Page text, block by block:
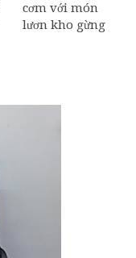
cơm với món
lươn kho gừng